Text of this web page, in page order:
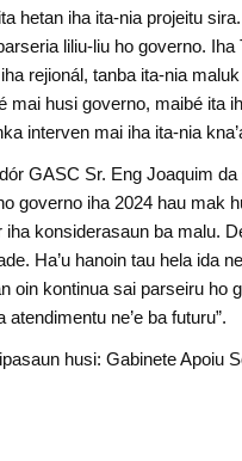
hetan iha ita-nia projeitu
liliu-liu ho governo.
rejionál, tanba ita-nia
mai husi governo, maibé
interven mai iha ita-nia
GASC Sr. Eng Joaquim
governo iha 2024 hau mak
iha konsiderasaun ba malu.
Ha’u hanoin tau hela ida
oin kontinua sai parseiru ho
ne’e ba futuru”.
husi: Gabinete